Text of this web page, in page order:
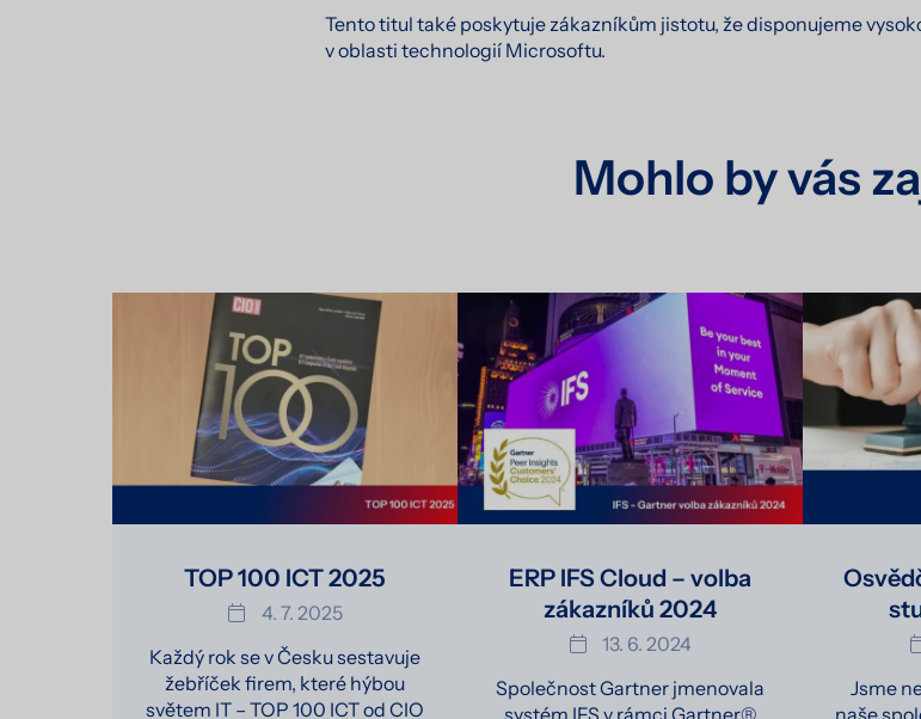
Tento titul také poskytuje zákazníkům jistotu, že disponujeme
v oblasti technologií Microsoftu.
Mohlo by vás
TOP 100 ICT 2025
4. 7. 2025
Každý rok se v Česku sestavuje
žebříček firem, které hýbou
světem IT – TOP 100 ICT od CIO
ERP IFS Cloud – volba
zákazníků 2024
13. 6. 2024
Společnost Gartner jmenovala
Jsme